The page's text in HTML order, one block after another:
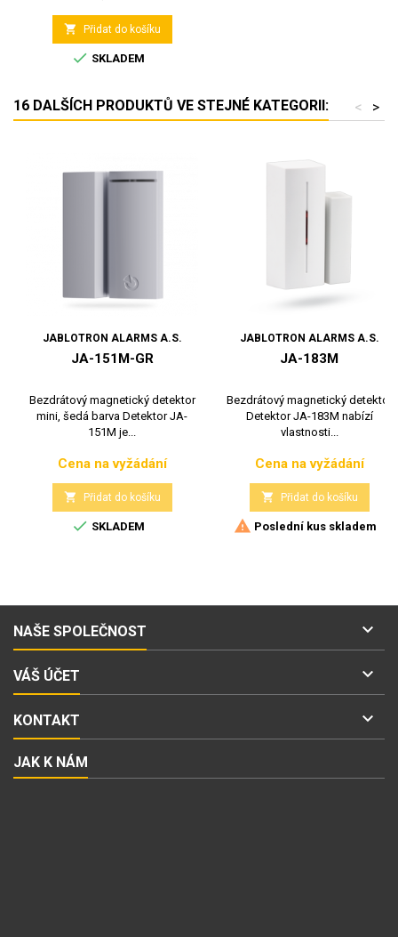
 Přidat do košíku
 SKLADEM
16 DALŠÍCH PRODUKTŮ VE STEJNÉ KATEGORII: >
<
JABLOTRON ALARMS A.S.
JA-151M-GR
Bezdrátový magnetický detektor
mini, šedá barva Detektor JA-
151M je...
Cena
Cena na vyžádání
 Přidat do košíku
 SKLADEM
JABLOTRON ALARMS A.S.
JA-183M
Bezdrátový magnetický detektor
Detektor JA-183M nabízí
vlastnosti...
Cena
Cena na vyžádání
 Přidat do košíku
 Poslední kus skladem
NAŠE SPOLEČNOST 
VÁŠ ÚČET 
KONTAKT 
JAK K NÁM